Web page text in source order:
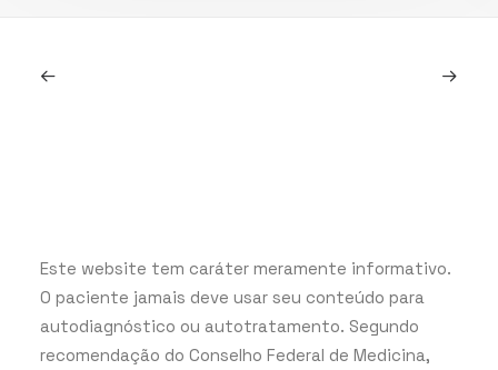
Este website tem caráter meramente informativo.
O paciente jamais deve usar seu conteúdo para
autodiagnóstico ou autotratamento. Segundo
recomendação do Conselho Federal de Medicina,